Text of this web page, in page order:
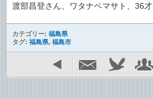
渡部昌登さん、ワタナベマサト、36才
カテゴリー: 福島県
タグ: 福島県, 福島市